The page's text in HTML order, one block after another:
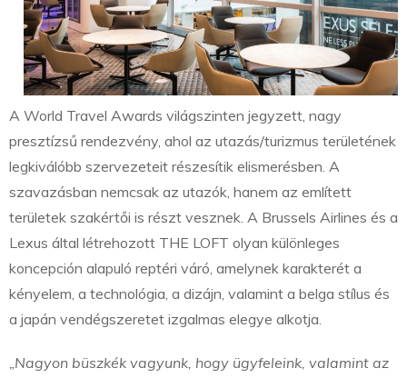
A World Travel Awards világszinten jegyzett, nagy
presztízsű rendezvény, ahol az utazás/turizmus területének
legkiválóbb szervezeteit részesítik elismerésben. A
szavazásban nemcsak az utazók, hanem az említett
területek szakértői is részt vesznek. A Brussels Airlines és a
Lexus által létrehozott THE LOFT olyan különleges
koncepción alapuló reptéri váró, amelynek karakterét a
kényelem, a technológia, a dizájn, valamint a belga stílus és
a japán vendégszeretet izgalmas elegye alkotja.
„Nagyon büszkék vagyunk, hogy ügyfeleink, valamint az